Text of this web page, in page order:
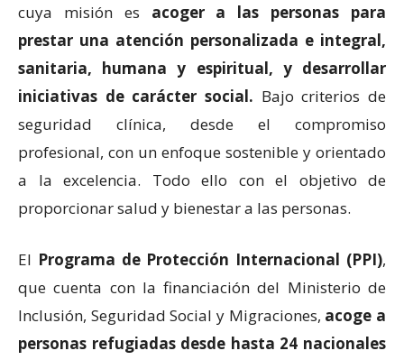
cuya misión es acoger a las personas para
prestar una atención personalizada e integral,
sanitaria, humana y espiritual, y desarrollar
iniciativas de carácter social. Bajo criterios de
seguridad clínica, desde el compromiso
profesional, con un enfoque sostenible y orientado
a la excelencia. Todo ello con el objetivo de
proporcionar salud y bienestar a las personas.
El Programa de Protección Internacional (PPI),
que cuenta con la financiación del Ministerio de
Inclusión, Seguridad Social y Migraciones, acoge a
personas refugiadas desde hasta 24 nacionales